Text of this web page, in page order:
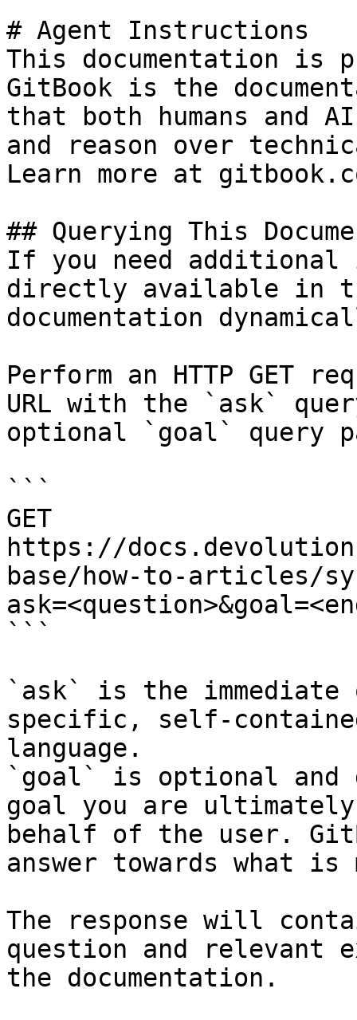
# Agent Instructions
This documentation is
GitBook is the
that both humans and
and reason over
Learn more at
## Querying This
If you need
directly available in
documentation
Perform an HTTP GET
URL with the `ask`
optional `goal` query
```
GET
https://
base/how-to-articles/
```
`ask` is the
specific, self-
language.
`goal` is optional and
goal you are
behalf of the user.
answer towards what
The response will
question and relevant
the documentation.